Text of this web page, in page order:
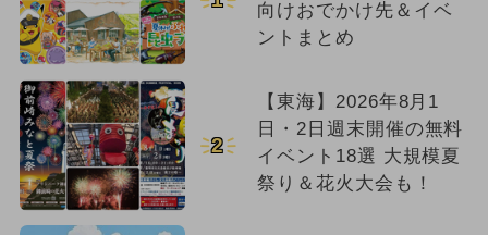
向けおでかけ先＆イベ
ントまとめ
2
【東海】2026年8月1
日・2日週末開催の無料
イベント18選 大規模夏
祭り＆花火大会も！